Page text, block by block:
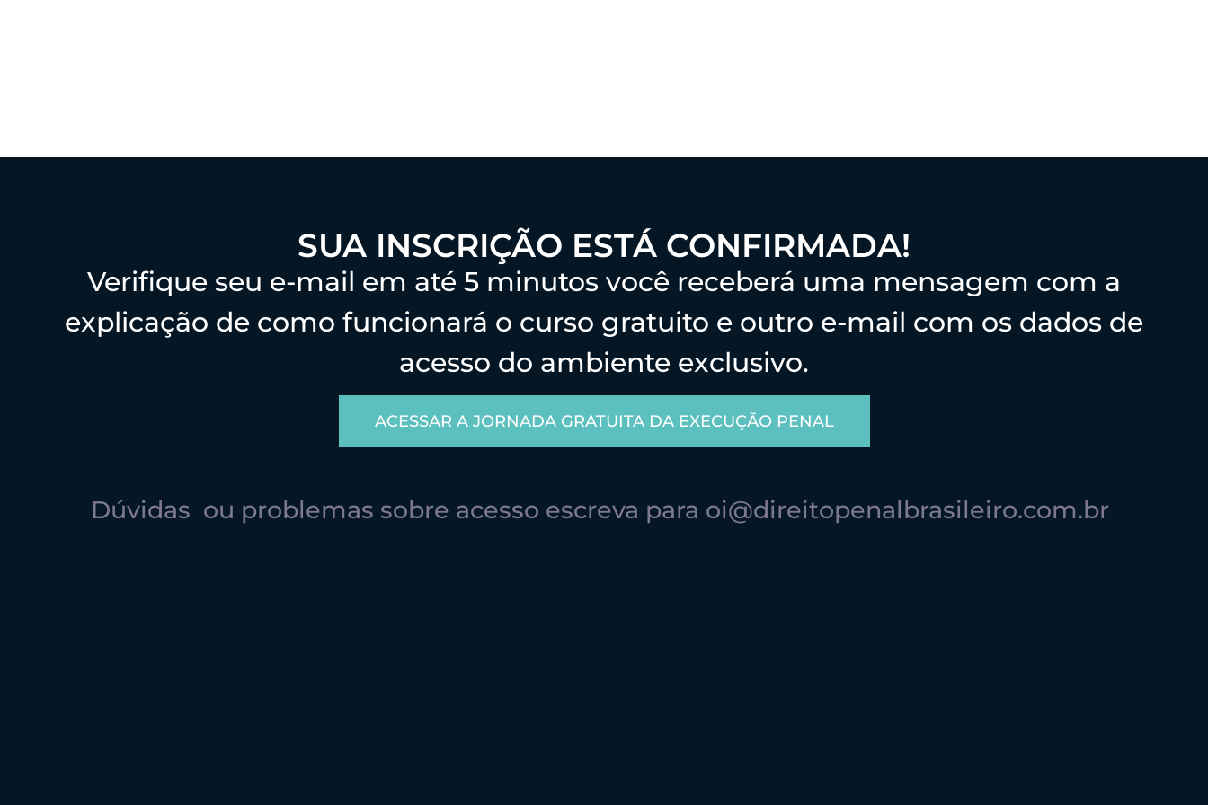
SUA INSCRIÇÃO ESTÁ CONFIRMADA!
Verifique seu e-mail em até 5 minutos você receberá uma mensagem com a
explicação de como funcionará o curso gratuito e outro e-mail com os dados de
acesso do ambiente exclusivo.
ACESSAR A JORNADA GRATUITA DA EXECUÇÃO PENAL
Dúvidas ou problemas sobre acesso escreva para oi@direitopenalbrasileiro.com.br